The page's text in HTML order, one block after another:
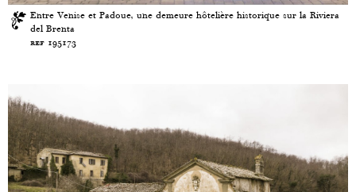
Entre Venise et Padoue, une demeure hôtelière historique sur la Riviera
del Brenta
ref 195173